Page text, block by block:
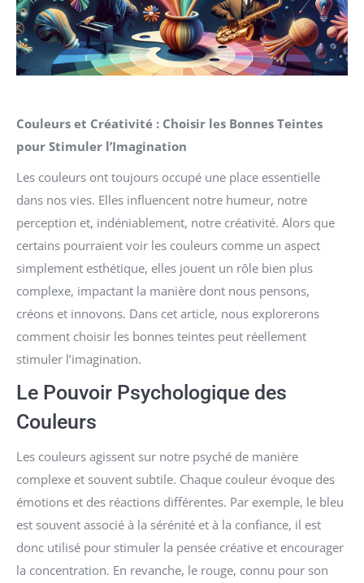
Couleurs et Créativité : Choisir les Bonnes Teintes
pour Stimuler l’Imagination
Les couleurs ont toujours occupé une place essentielle
dans nos vies. Elles influencent notre humeur, notre
perception et, indéniablement, notre créativité. Alors que
certains pourraient voir les couleurs comme un aspect
simplement esthétique, elles jouent un rôle bien plus
complexe, impactant la manière dont nous pensons,
créons et innovons. Dans cet article, nous explorerons
comment choisir les bonnes teintes peut réellement
stimuler l’imagination.
Le Pouvoir Psychologique des
Couleurs
Les couleurs agissent sur notre psyché de manière
complexe et souvent subtile. Chaque couleur évoque des
émotions et des réactions différentes. Par exemple, le bleu
est souvent associé à la sérénité et à la confiance, il est
donc utilisé pour stimuler la pensée créative et encourager
la concentration. En revanche, le rouge, connu pour son